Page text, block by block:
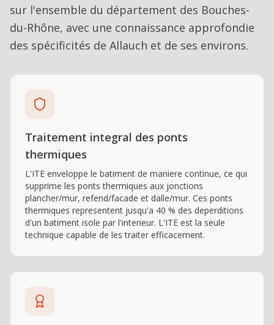
sur l'ensemble du département des Bouches-
du-Rhône, avec une connaissance approfondie
des spécificités de Allauch et de ses environs.
Traitement integral des ponts
thermiques
L'ITE enveloppe le batiment de maniere continue, ce qui
supprime les ponts thermiques aux jonctions
plancher/mur, refend/facade et dalle/mur. Ces ponts
thermiques representent jusqu'a 40 % des deperditions
d'un batiment isole par l'interieur. L'ITE est la seule
technique capable de les traiter efficacement.